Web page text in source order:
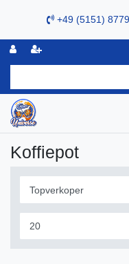
+49 (5151)
Koffiepot